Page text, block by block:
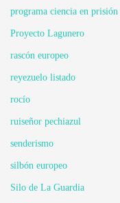
programa ciencia en prisión
Proyecto Lagunero
rascón europeo
reyezuelo listado
rocío
ruiseñor pechiazul
senderismo
silbón europeo
Silo de La Guardia